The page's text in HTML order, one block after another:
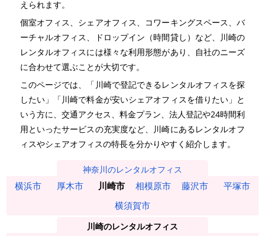
えられます。
個室オフィス、シェアオフィス、コワーキングスペース、バ
ーチャルオフィス、ドロップイン（時間貸し）など、川崎の
レンタルオフィスには様々な利用形態があり、自社のニーズ
に合わせて選ぶことが大切です。
このページでは、「川崎で登記できるレンタルオフィスを探
したい」「川崎で料金が安いシェアオフィスを借りたい」と
いう方に、交通アクセス、料金プラン、法人登記や24時間利
用といったサービスの充実度など、川崎にあるレンタルオフ
ィスやシェアオフィスの特長を分かりやすく紹介します。
神奈川のレンタルオフィス
横浜市 厚木市 川崎市 相模原市 藤沢市
平塚市
横須賀市
川崎のレンタルオフィス